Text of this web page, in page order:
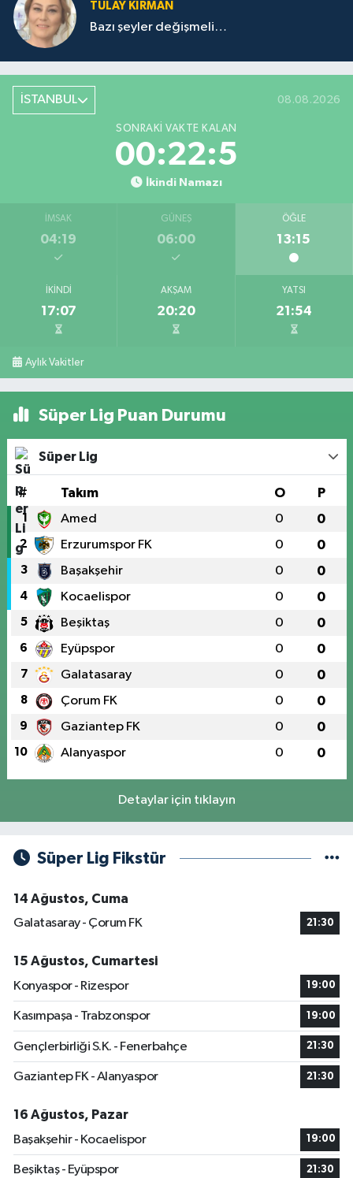
TÜLAY KİRMAN
Bazı şeyler değişmeli…
İSTANBUL 08.08.2026
SONRAKI VAKTE KALAN
00:22:5
İkindi Namazı
İMSAK
04:19
GÜNEŞ
06:00
ÖĞLE
13:15
İKINDI
17:07
AKŞAM
20:20
YATSI
21:54
Aylık Vakitler
Süper Lig Puan Durumu
Süper Lig
# Takım O P
1 Amed 0 0
2 Erzurumspor FK 0 0
3 Başakşehir 0 0
4 Kocaelispor 0 0
5 Beşiktaş 0 0
6 Eyüpspor 0 0
7 Galatasaray 0 0
8 Çorum FK 0 0
9 Gaziantep FK 0 0
10 Alanyaspor 0 0
Detaylar için tıklayın
Süper Lig Fikstür
14 Ağustos, Cuma
Galatasaray - Çorum FK
21:30
15 Ağustos, Cumartesi
Konyaspor - Rizespor
19:00
Kasımpaşa - Trabzonspor 19:00
Gençlerbirliği S.K. - Fenerbahçe 21:30
Gaziantep FK - Alanyaspor 21:30
16 Ağustos, Pazar
Başakşehir - Kocaelispor
19:00
Beşiktaş - Eyüpspor 21:30